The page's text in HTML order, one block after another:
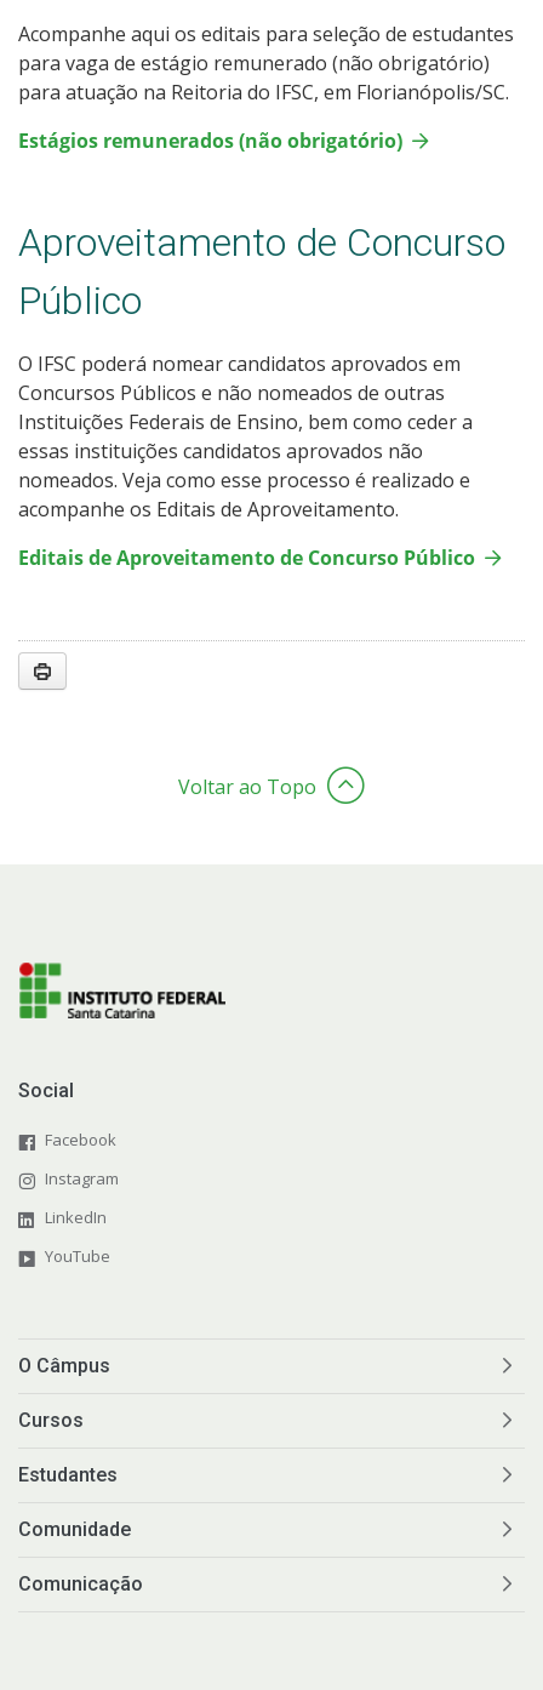
Acompanhe aqui os editais para seleção de estudantes
para vaga de estágio remunerado (não obrigatório)
para atuação na Reitoria do IFSC, em Florianópolis/SC.
Estágios remunerados (não obrigatório)
Aproveitamento de Concurso
Público
O IFSC poderá nomear candidatos aprovados em
Concursos Públicos e não nomeados de outras
Instituições Federais de Ensino, bem como ceder a
essas instituições candidatos aprovados não
nomeados. Veja como esse processo é realizado e
acompanhe os Editais de Aproveitamento.
Editais de Aproveitamento de Concurso Público
Voltar ao Topo
Social
Facebook
Instagram
LinkedIn
YouTube
O Câmpus
Cursos
Estudantes
Comunidade
Comunicação